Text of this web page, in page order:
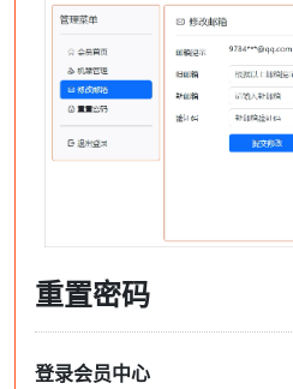
重置密码
登录会员中心